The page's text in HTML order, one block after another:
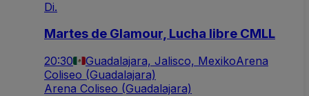
Di.
Martes de Glamour, Lucha libre CMLL
20:30 Guadalajara, Jalisco, MexikoArena
Coliseo (Guadalajara)
Arena Coliseo (Guadalajara)